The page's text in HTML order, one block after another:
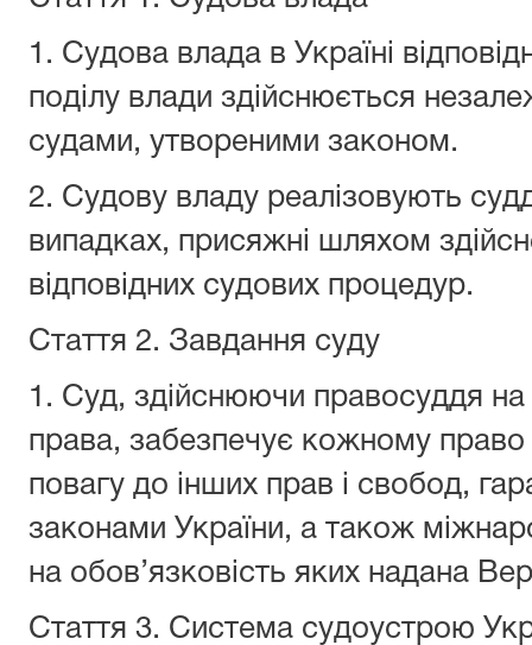
1. Судова влада в Україні
поділу влади здійснюється
судами, утвореними законом.
2. Судову владу реалізовують
випадках, присяжні шляхом
відповідних судових процедур.
Стаття 2. Завдання суду
1. Суд, здійснюючи правосуддя на
права, забезпечує кожному
повагу до інших прав і свобод,
законами України, а також
на обов’язковість яких надана
Стаття 3. Система судоустрою